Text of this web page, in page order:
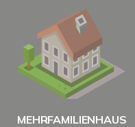
MEHRFAMILIENHAUS